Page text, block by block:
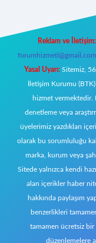
Reklam ve İletişim:
forumhizmeti@gmail.com
Yasal Uyarı: Sitemiz,
İletişim Kurumu (BTK)
hizmet
denetleme veya
üyelerimiz yazdıkları
olarak bu sorumluluğu
marka, kurum veya
Sitede yalnızca kendi
alan içerikler haber
hakkında paylaşım
benzerlikleri
tamamen ücretsiz bir
düzenlemelere